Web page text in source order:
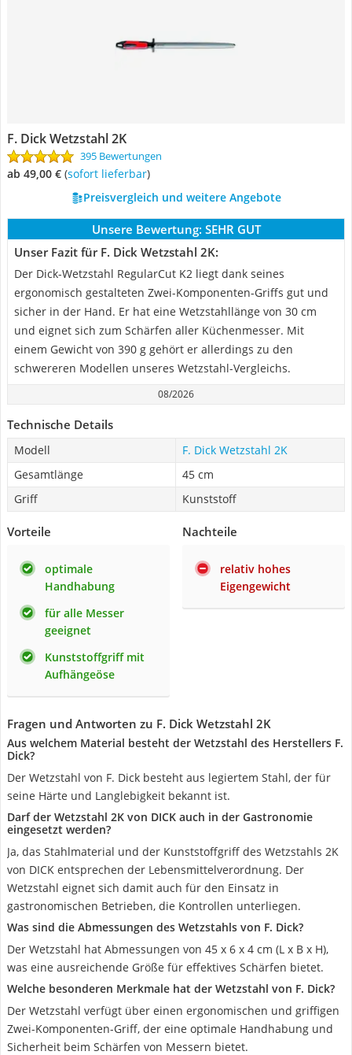
F. Dick Wetzstahl 2K
395 Bewertungen
ab 49,00 € ( Sofort lieferbar)
Preisvergleich und weitere Angebote
Unsere Bewertung: SEHR GUT
Unser Fazit für F. Dick Wetzstahl 2K:
Der Dick-Wetzstahl RegularCut K2 liegt dank seines
ergonomisch gestalteten Zwei-Komponenten-Griffs gut und
sicher in der Hand. Er hat eine Wetzstahllänge von 30 cm
und eignet sich zum Schärfen aller Küchenmesser. Mit
einem Gewicht von 390 g gehört er allerdings zu den
schwereren Modellen unseres Wetzstahl-Vergleichs.
08/2026
Technische Details
Modell
F. Dick Wetzstahl 2K
Gesamtlänge
45 cm
Griff
Kunststoff
Vorteile
optimale
Handhabung
für alle Messer
geeignet
Kunststoffgriff mit
Aufhängeöse
Nachteile
relativ hohes
Eigengewicht
Fragen und Antworten zu F. Dick Wetzstahl 2K
Aus welchem Material besteht der Wetzstahl des Herstellers F.
Dick?
Der Wetzstahl von F. Dick besteht aus legiertem Stahl, der für
seine Härte und Langlebigkeit bekannt ist.
Darf der Wetzstahl 2K von DICK auch in der Gastronomie
eingesetzt werden?
Ja, das Stahlmaterial und der Kunststoffgriff des Wetzstahls 2K
von DICK entsprechen der Lebensmittelverordnung. Der
Wetzstahl eignet sich damit auch für den Einsatz in
gastronomischen Betrieben, die Kontrollen unterliegen.
Was sind die Abmessungen des Wetzstahls von F. Dick?
Der Wetzstahl hat Abmessungen von 45 x 6 x 4 cm (L x B x H),
was eine ausreichende Größe für effektives Schärfen bietet.
Welche besonderen Merkmale hat der Wetzstahl von F. Dick?
Der Wetzstahl verfügt über einen ergonomischen und griffigen
Zwei-Komponenten-Griff, der eine optimale Handhabung und
Sicherheit beim Schärfen von Messern bietet.